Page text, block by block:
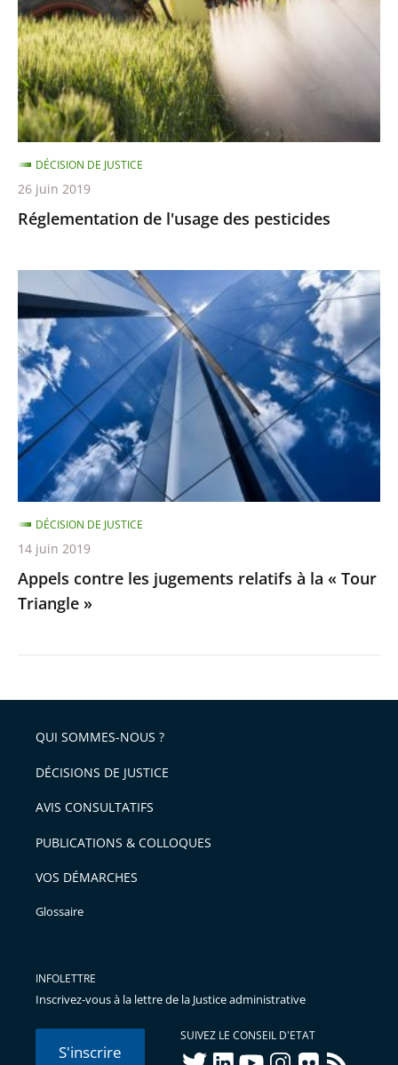
des
pesticides
Réglementation de l'usage des pesticides
DÉCISION DE JUSTICE
26 juin 2019
contre
les
jugements
relatifs
à
la
«
Tour
Triangle
»
Appels contre les jugements relatifs à la « Tour
Triangle »
DÉCISION DE JUSTICE
14 juin 2019
QUI SOMMES-NOUS ?
DÉCISIONS DE JUSTICE
AVIS CONSULTATIFS
PUBLICATIONS & COLLOQUES
VOS DÉMARCHES
Glossaire
INFOLETTRE
Inscrivez-vous à la lettre de la Justice administrative
S'inscrire
SUIVEZ LE CONSEIL D'ETAT
twitterlinkedInyoutubeinstagram
flickr rss